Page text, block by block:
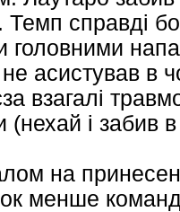
Темп справді
головними
асистував в
взагалі
(нехай і забив
на
менше